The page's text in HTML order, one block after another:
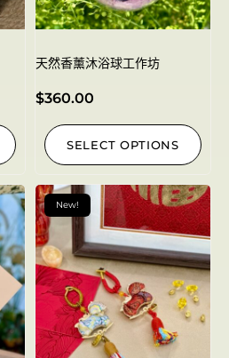
天然香薰沐浴球工作坊
$360.00
SELECT OPTIONS
New!